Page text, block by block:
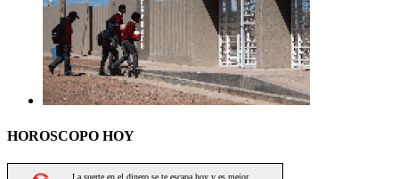
HOROSCOPO HOY